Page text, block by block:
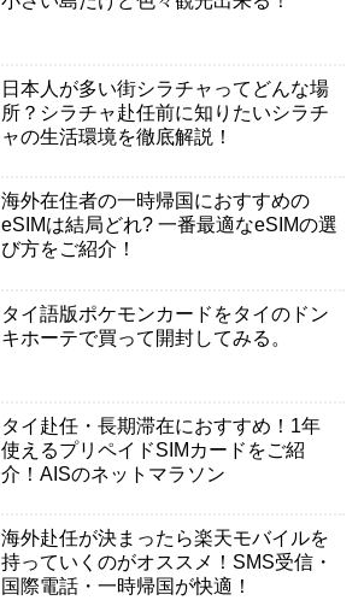
日本人が多い街シラチャってどんな場
所？シラチャ赴任前に知りたいシラチ
ャの生活環境を徹底解説！
海外在住者の一時帰国におすすめの
eSIMは結局どれ? 一番最適なeSIMの選
び方をご紹介！
タイ語版ポケモンカードをタイのドン
キホーテで買って開封してみる。
タイ赴任・長期滞在におすすめ！1年
使えるプリペイドSIMカードをご紹
介！AISのネットマラソン
海外赴任が決まったら楽天モバイルを
持っていくのがオススメ！SMS受信・
国際電話・一時帰国が快適！